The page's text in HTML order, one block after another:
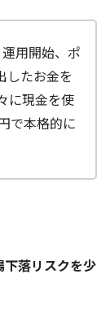
用開始、ポ
したお金を
に現金を使
で本格的に
下落リスクを少